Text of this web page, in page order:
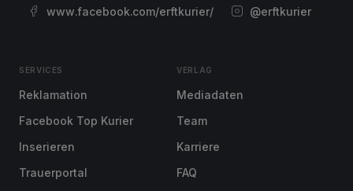
www.facebook.com/erftkurier/ @erftkurier
SERVICES
Reklamation
Facebook Top Kurier
Inserieren
Trauerportal
VERLAG
Mediadaten
Team
Karriere
FAQ